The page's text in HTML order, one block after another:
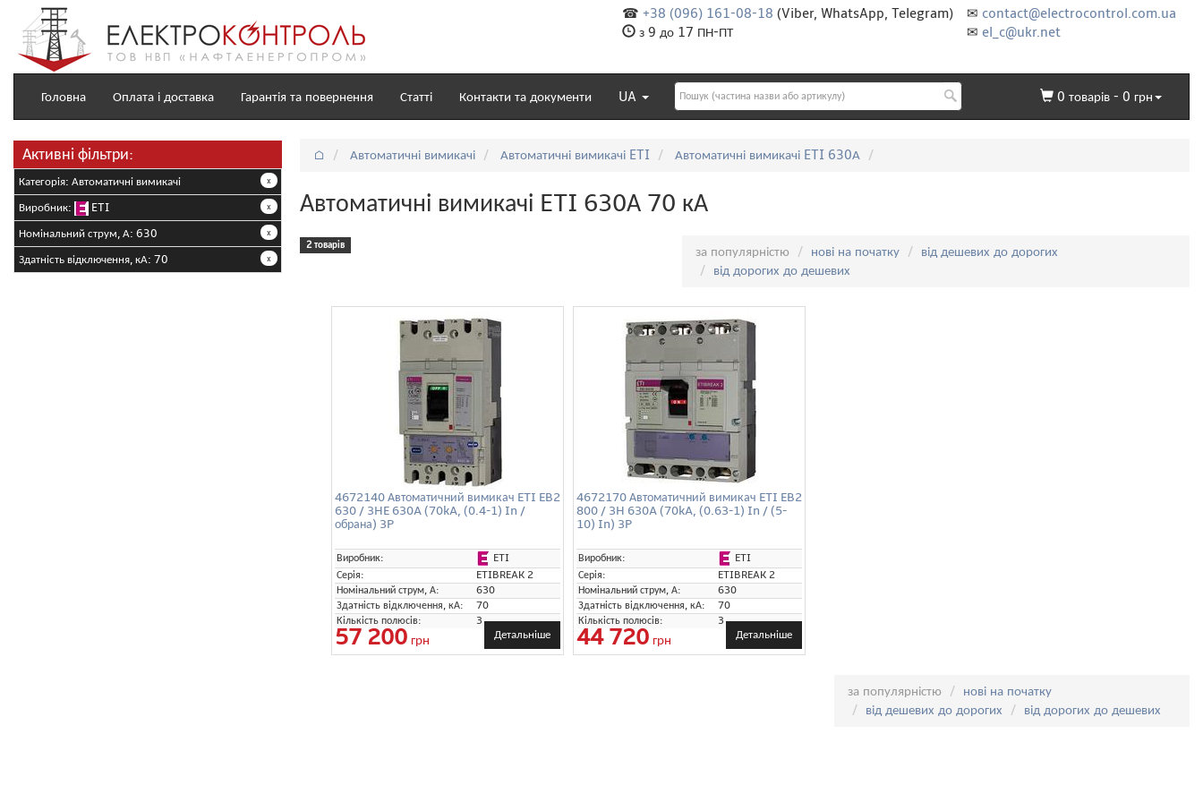
✉ contact@electrocontrol.com.ua
✉ el_c@ukr.net
☎ +38 (096) 161-08-18 (Viber, WhatsApp, Telegram)
з 9 до 17 ПН-ПТ
Головна Оплата і доставка Гарантія та повернення Статті Контакти та документи UA 0 товарів - 0 грн
Активні фільтри:
x
Категорія: Автоматичні вимикачі
x
Виробник: ETI
x
Номінальний струм, А: 630
x
Здатність відключення, кА: 70
⌂ Автоматичні вимикачі Автоматичні вимикачі ETI Автоматичні вимикачі ETI 630А
Автоматичні вимикачі ETI 630А 70 кА
2 товарів за популярністю нові на початку
від дешевих до дорогих
від дорогих до дешевих
4672140 Автоматичний вимикач ETI EB2
630 / 3HE 630A (70kA, (0.4-1) In /
обрана) 3P
Виробник:
ETI
Серія:
ETIBREAK 2
Номінальний струм, А:
630
Здатність відключення, кА:
70
Кількість полюсів:
3
57 200 грн Детальніше
4672170 Автоматичний вимикач ETI EB2
800 / 3H 630A (70kA, (0.63-1) In / (5-
10) In) 3P
Виробник:
ETI
Серія:
ETIBREAK 2
Номінальний струм, А:
630
Здатність відключення, кА:
70
Кількість полюсів:
3
44 720 грн Детальніше
за популярністю
нові на початку
від дешевих до дорогих
від дорогих до дешевих